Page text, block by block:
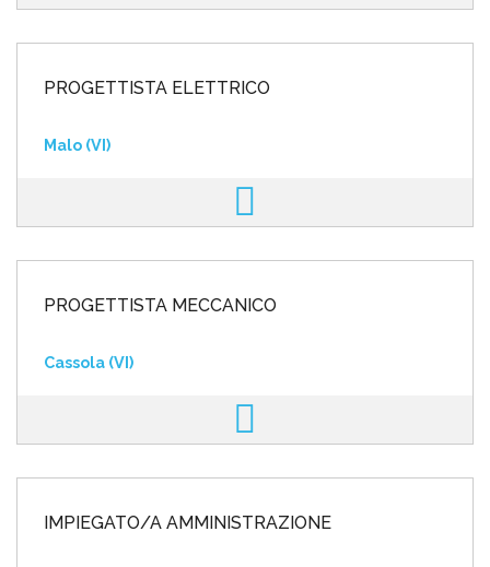
PROGETTISTA ELETTRICO
Malo (VI)
PROGETTISTA MECCANICO
Cassola (VI)
IMPIEGATO/A AMMINISTRAZIONE